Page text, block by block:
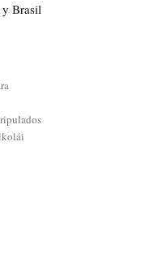
y Brasil